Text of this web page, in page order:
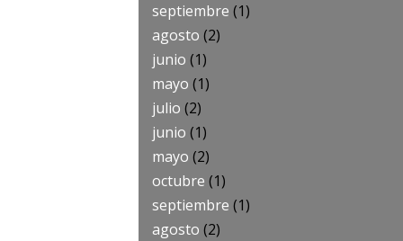
septiembre (1)
agosto (2)
junio (1)
mayo (1)
julio (2)
junio (1)
mayo (2)
octubre (1)
septiembre (1)
agosto (2)